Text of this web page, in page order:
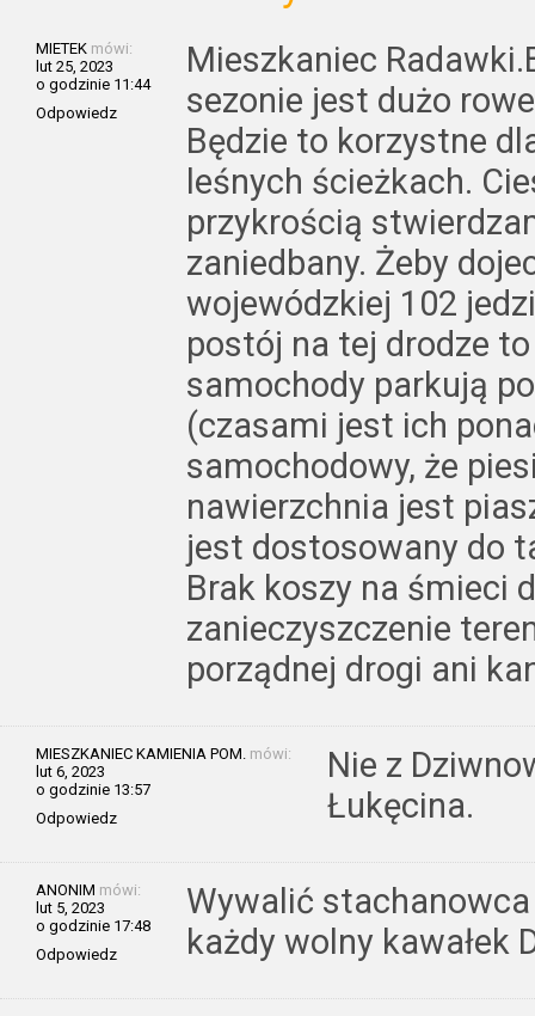
MIETEK mówi:
lut 25, 2023
o godzinie 11:44
Odpowiedz
Mieszkaniec
sezonie jest dużo
Będzie to korzystne
leśnych ścieżkach.
przykrością
zaniedbany. Żeby
wojewódzkiej 102
postój na tej drodze
samochody parkują
(czasami jest ich
samochodowy, że
nawierzchnia jest
jest dostosowany do
Brak koszy na śmieci
zanieczyszczenie
porządnej drogi ani
MIESZKANIEC KAMIENIA POM. mówi:
lut 6, 2023
o godzinie 13:57
Odpowiedz
Nie z
Łukęcina.
ANONIM mówi:
lut 5, 2023
o godzinie 17:48
Odpowiedz
Wywalić
każdy wolny kawałek